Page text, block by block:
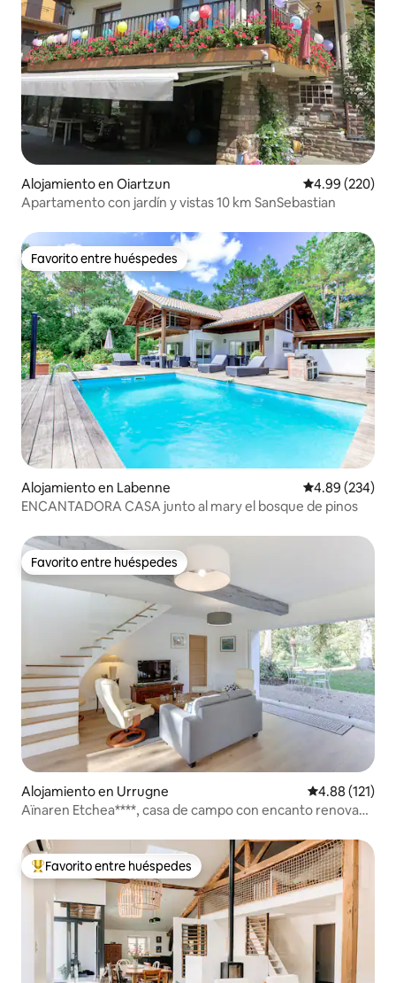
Alojamiento en Oiartzun Calificación
4.99 (220)
Apartamento con jardín y vistas 10 km SanSebastian
Favorito entre huéspedes
Favorito entre huéspedes
Alojamiento en Labenne Calificación
4.89 (234)
ENCANTADORA CASA junto al mary el bosque de pinos
Favorito entre huéspedes
Favorito entre huéspedes
Alojamiento en Urrugne Calificación
4.88 (121)
Aïnaren Etchea****, casa de campo con encanto renovada
Favorito entre huéspedes preferido
Favorito entre huéspedes